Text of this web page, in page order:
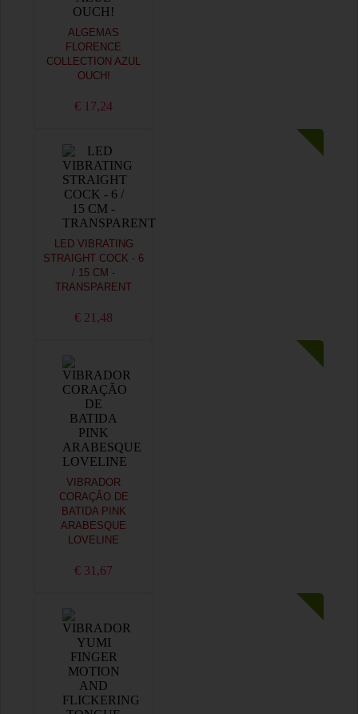
ALGEMAS
FLORENCE
COLLECTION AZUL
OUCH!
€ 17,24
LED VIBRATING
STRAIGHT COCK - 6
/ 15 CM -
TRANSPARENT
€ 21,48
VIBRADOR
CORAÇÃO DE
BATIDA PINK
ARABESQUE
LOVELINE
€ 31,67